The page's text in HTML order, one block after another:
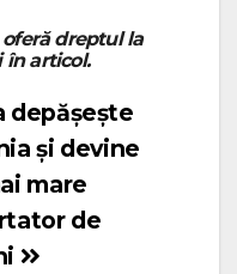
dreptul la
în articol.
depășește
și devine
mare
de